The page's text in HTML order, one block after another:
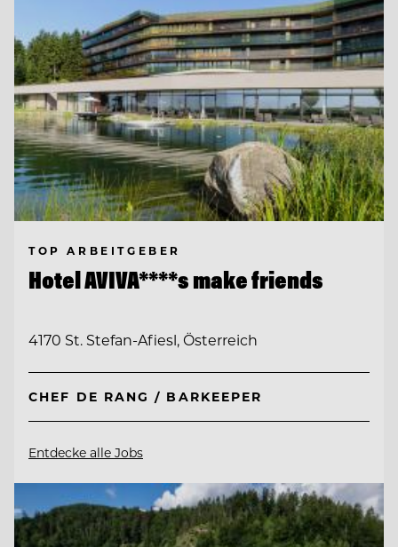
TOP ARBEITGEBER
Hotel AVIVA****s make friends
4170 St. Stefan-Afiesl, Österreich
CHEF DE RANG / BARKEEPER
Entdecke alle Jobs